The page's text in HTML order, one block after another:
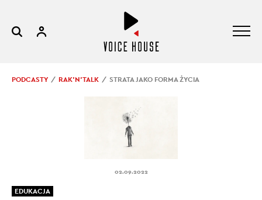
PODCASTY RAK’N’TALK STRATA JAKO FORMA ŻYCIA
02.09.2022
EDUKACJA